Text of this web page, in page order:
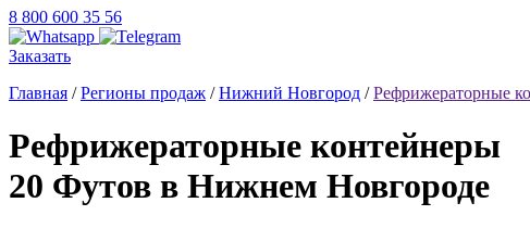
8 800 600 35 56
Заказать
Главная /Регионы продаж /Нижний Новгород /Рефрижераторные
Рефрижераторные контейнеры
20 Футов в Нижнем Новгороде